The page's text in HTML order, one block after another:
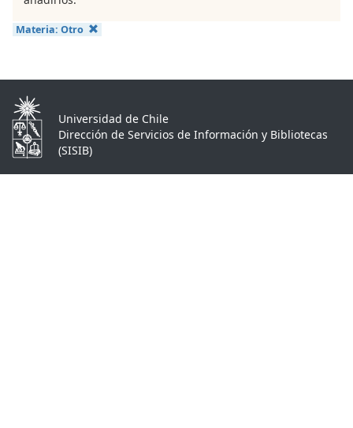
Materia: Otro
Universidad de Chile
Dirección de Servicios de Información y Bibliotecas
(SISIB)